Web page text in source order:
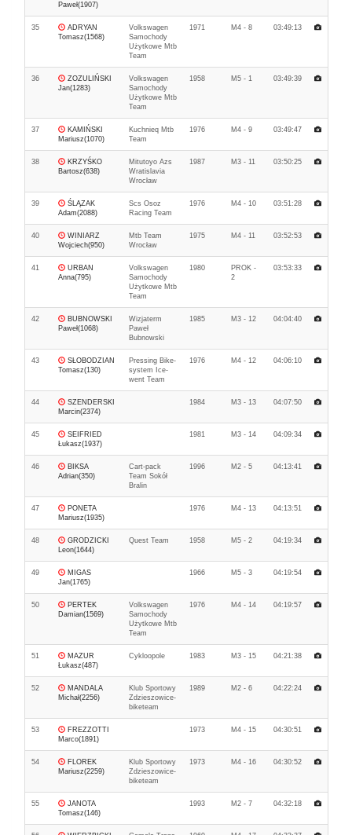
Paweł(1907)
35
ADRYAN
Tomasz(1568)
Volkswagen
Samochody
Użytkowe Mtb
Team
1971 M4 - 8 03:49:13
36
ZOZULIŃSKI
Jan(1283)
Volkswagen
Samochody
Użytkowe Mtb
Team
1958 M5 - 1 03:49:39
37
KAMIŃSKI
Mariusz(1070)
Kuchnieq Mtb
Team
1976 M4 - 9 03:49:47
38
KRZYŚKO
Bartosz(638)
Mitutoyo Azs
Wratislavia
Wrocław
1987 M3 - 11 03:50:25
39
ŚLĄZAK
Adam(2088)
Scs Osoz
Racing Team
1976 M4 - 10 03:51:28
40
WINIARZ
Wojciech(950)
Mtb Team
Wrocław
1975 M4 - 11 03:52:53
41
URBAN
Anna(795)
Volkswagen
Samochody
Użytkowe Mtb
Team
1980
PROK -
2
03:53:33
42
BUBNOWSKI
Paweł(1068)
Wizjaterm
Paweł
Bubnowski
1985 M3 - 12 04:04:40
43
SŁOBODZIAN
Tomasz(130)
Pressing Bike-
system Ice-
went Team
1976 M4 - 12 04:06:10
44
SZENDERSKI
Marcin(2374)
1984 M3 - 13 04:07:50
45
SEIFRIED
Łukasz(1937)
1981 M3 - 14 04:09:34
46
BIKSA
Adrian(350)
Cart-pack
Team Sokół
Bralin
1996 M2 - 5 04:13:41
47
PONETA
Mariusz(1935)
1976 M4 - 13 04:13:51
48
GRODZICKI
Leon(1644)
Quest Team 1958 M5 - 2 04:19:34
49
MIGAS
Jan(1765)
1966 M5 - 3 04:19:54
50
PERTEK
Damian(1569)
Volkswagen
Samochody
Użytkowe Mtb
Team
1976 M4 - 14 04:19:57
51
MAZUR
Łukasz(487)
Cykloopole 1983 M3 - 15 04:21:38
52
MANDALA
Michał(2256)
Klub Sportowy
Zdzieszowice-
biketeam
1989 M2 - 6 04:22:24
53
FREZZOTTI
Marco(1891)
1973 M4 - 15 04:30:51
54
FLOREK
Mariusz(2259)
Klub Sportowy
Zdzieszowice-
biketeam
1973 M4 - 16 04:30:52
55
JANOTA
Tomasz(146)
1993 M2 - 7 04:32:18